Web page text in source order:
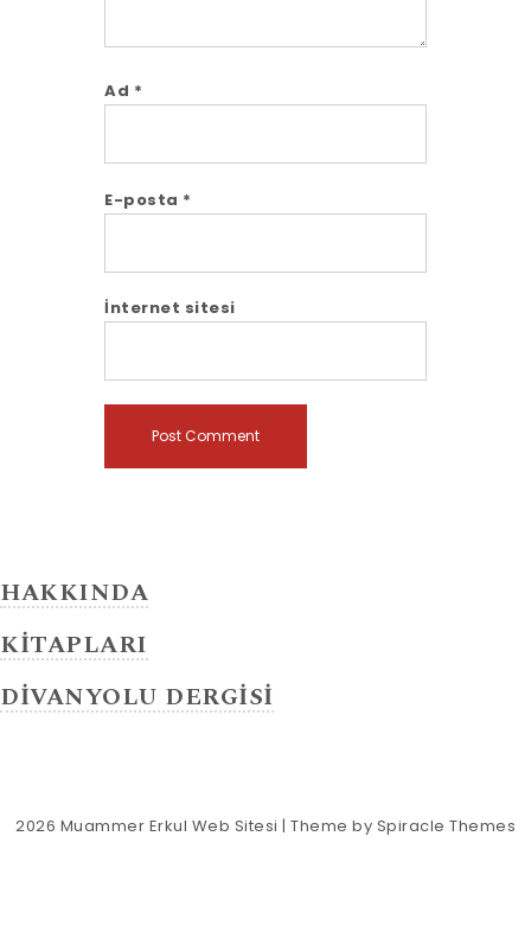
Ad *
E-posta *
İnternet sitesi
HAKKINDA
KİTAPLARI
DİVANYOLU DERGİSİ
2026 Muammer Erkul Web Sitesi | Theme by Spiracle Themes